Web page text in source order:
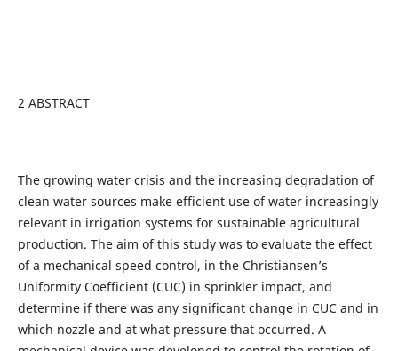
2 ABSTRACT
The growing water crisis and the increasing degradation of
clean water sources make efficient use of water increasingly
relevant in irrigation systems for sustainable agricultural
production. The aim of this study was to evaluate the effect
of a mechanical speed control, in the Christiansen’s
Uniformity Coefficient (CUC) in sprinkler impact, and
determine if there was any significant change in CUC and in
which nozzle and at what pressure that occurred. A